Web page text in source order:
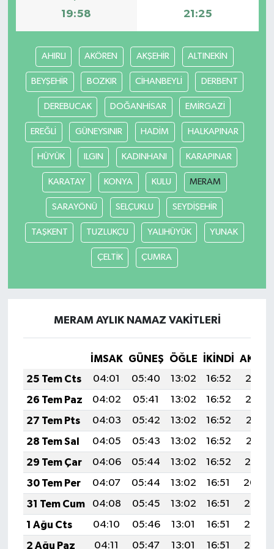
19:58 21:25
AHIRLI AKÖREN AKŞEHİR ALTINEKİN
BEYŞEHİR BOZKIR CİHANBEYLİ DERBENT
DEREBUCAK DOĞANHİSAR EMİRGAZİ
EREĞLİ GÜNEYSINIR HADİM HALKAPINAR
HÜYÜK ILGIN KADINHANI KARAPINAR
KARATAY KONYA KULU MERAM
SARAYÖNÜ SELÇUKLU SEYDİŞEHİR
TAŞKENT TUZLUKÇU YALIHÜYÜK YUNAK
ÇELTİK ÇUMRA
MERAM AYLIK NAMAZ VAKITLERI
İMSAK GÜNEŞ ÖĞLE İKINDI
25 Tem Cts
04:01 05:40 13:02 16:52
20:13
26 Tem Paz
04:02 05:41 13:02 16:52
20:12
27 Tem Pts
04:03 05:42 13:02 16:52
20:11
28 Tem Sal
04:05 05:43 13:02 16:52
20:11
29 Tem Çar
04:06 05:44 13:02 16:52
20:10
30 Tem Per
04:07 05:44 13:02 16:51
20:09
31 Tem Cum
04:08 05:45 13:02 16:51
20:08
1 Ağu Cts
04:10 05:46 13:01 16:51
20:07
2 Ağu Paz
04:11 05:47 13:01 16:51 20:06